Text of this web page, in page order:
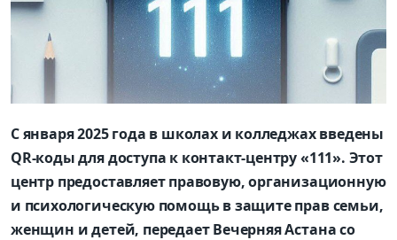
С января 2025 года в школах и колледжах введены
QR-коды для доступа к контакт-центру «111». Этот
центр предоставляет правовую, организационную
и психологическую помощь в защите прав семьи,
женщин и детей, передает Вечерняя Астана со